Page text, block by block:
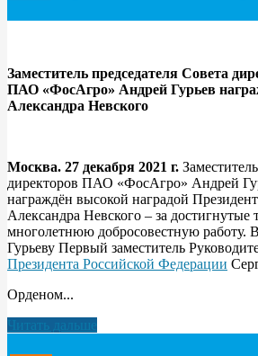
Заместитель председателя Совета
ПАО «ФосАгро» Андрей Гурьев
Александра Невского
Москва. 27 декабря 2021 г.
директоров ПАО «ФосАгро» Андрей
награждён высокой наградой
Александра Невского – за достигнутые
многолетнюю добросовестную
Гурьеву Первый заместитель
Президента Российской Федерации
Орденом...
Читать дальше